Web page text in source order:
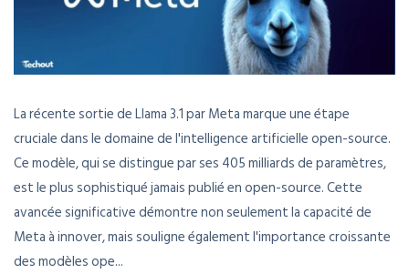
La récente sortie de Llama 3.1 par Meta marque une étape
cruciale dans le domaine de l'intelligence artificielle open-source.
Ce modèle, qui se distingue par ses 405 milliards de paramètres,
est le plus sophistiqué jamais publié en open-source. Cette
avancée significative démontre non seulement la capacité de
Meta à innover, mais souligne également l'importance croissante
des modèles ope...